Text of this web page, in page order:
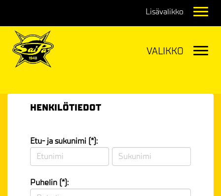
HENKILÖTIEDOT
Etu- ja sukunimi (*):
Puhelin (*):